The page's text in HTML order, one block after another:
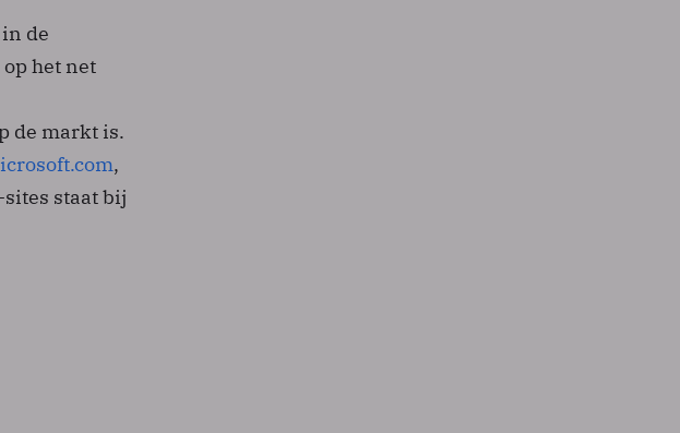
de
het net
de markt is.
,
staat bij